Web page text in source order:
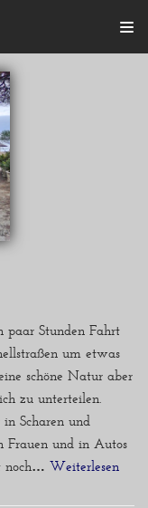
paar Stunden Fahrt
um etwas
schöne Natur aber
zu unterteilen.
Scharen und
Frauen und in Autos
noch… Weiterlesen »